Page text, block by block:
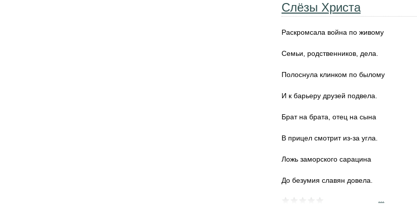
Слёзы Христа
Раскромсала война по живому
Семьи, родственников, дела.
Полоснула клинком по былому
И к барьеру друзей подвела.
Брат на брата, отец на сына
В прицел смотрит из-за угла.
Ложь заморского сарацина
До безумия славян довела.